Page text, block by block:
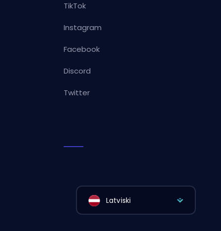
TikTok
Instagram
Facebook
Discord
Twitter
Latviski